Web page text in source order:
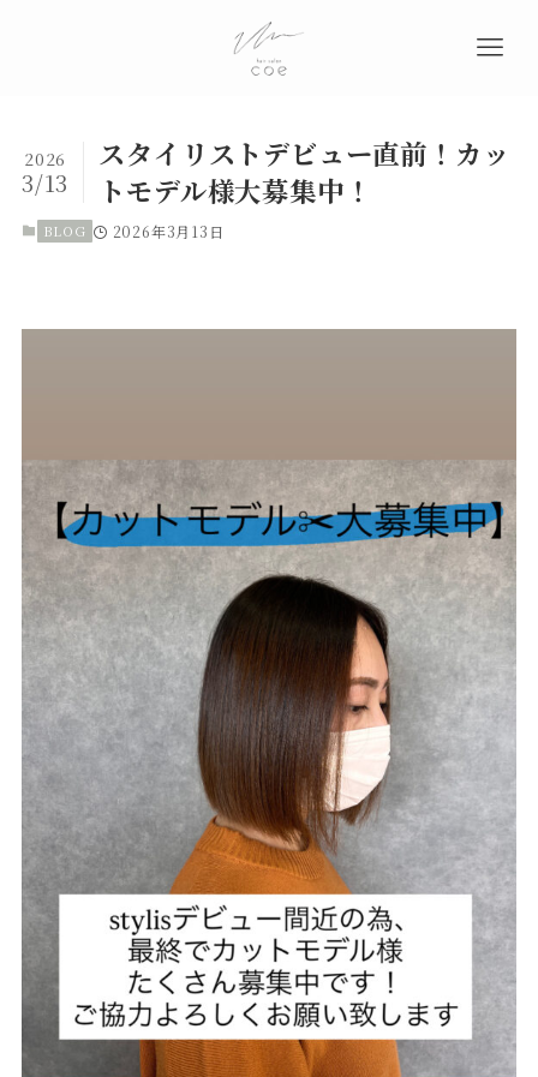
スタイリストデビュー直前！カッ
トモデル様大募集中！
2026
3/13
BLOG 2026年3月13日